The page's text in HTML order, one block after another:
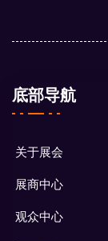
底部导航
关于展会
展商中心
观众中心